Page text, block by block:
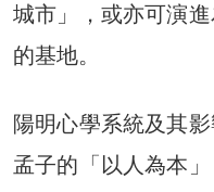
城市」，或亦可演進
的基地。
陽明心學系統及其
孟子的「以人為本